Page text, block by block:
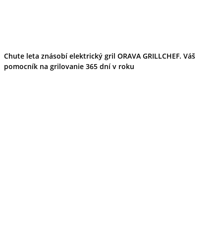
Chute leta znásobí elektrický gril ORAVA GRILLCHEF. Váš
pomocník na grilovanie 365 dní v roku